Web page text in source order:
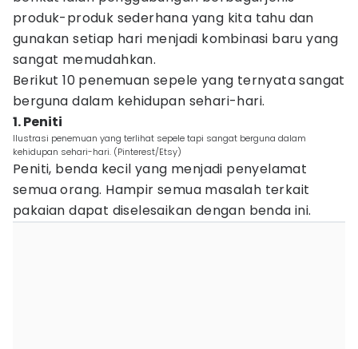
produk-produk sederhana yang kita tahu dan
gunakan setiap hari menjadi kombinasi baru yang
sangat memudahkan.
Berikut 10 penemuan sepele yang ternyata sangat
berguna dalam kehidupan sehari-hari.
1. Peniti
Ilustrasi penemuan yang terlihat sepele tapi sangat berguna dalam
kehidupan sehari-hari. (Pinterest/Etsy)
Peniti, benda kecil yang menjadi penyelamat
semua orang. Hampir semua masalah terkait
pakaian dapat diselesaikan dengan benda ini.